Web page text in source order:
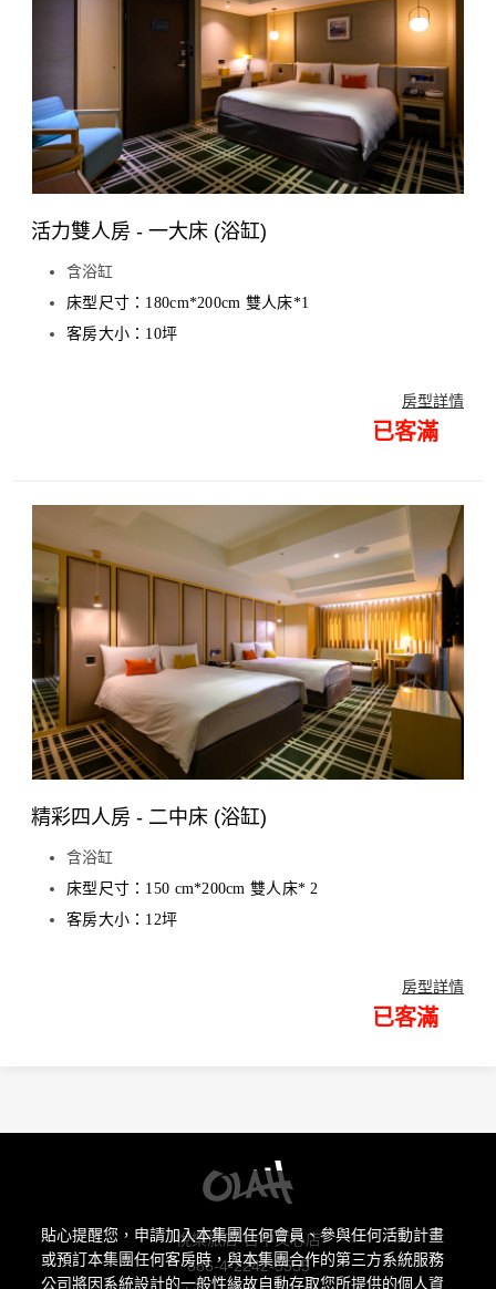
活力雙人房 - 一大床 (浴缸)
含浴缸
床型尺寸：180cm*200cm 雙人床*1
客房大小：10坪
房型詳情
已客滿
精彩四人房 - 二中床 (浴缸)
含浴缸
床型尺寸：150 cm*200cm 雙人床* 2
客房大小：12坪
房型詳情
已客滿
悅樂旅店-台中文心店
886-4-2242-5555
貼心提醒您，申請加入本集團任何會員、參與任何活動計畫
或預訂本集團任何客房時，與本集團合作的第三方系統服務
公司將因系統設計的一般性緣故自動存取您所提供的個人資